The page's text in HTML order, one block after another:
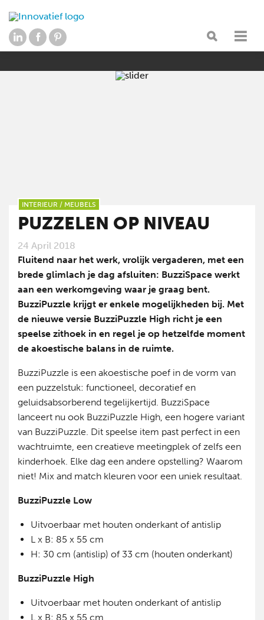
INTERIEUR / MEUBELS
PUZZELEN OP NIVEAU
24 April 2018
Fluitend naar het werk, vrolijk vergaderen, met een
brede glimlach je dag afsluiten: BuzziSpace werkt
aan een werkomgeving waar je graag bent.
BuzziPuzzle krijgt er enkele mogelijkheden bij. Met
de nieuwe versie BuzziPuzzle High richt je een
speelse zithoek in en regel je op hetzelfde moment
de akoestische balans in de ruimte.
BuzziPuzzle is een akoestische poef in de vorm van
een puzzelstuk: functioneel, decoratief en
geluidsabsorberend tegelijkertijd. BuzziSpace
lanceert nu ook BuzziPuzzle High, een hogere variant
van BuzziPuzzle. Dit speelse item past perfect in een
wachtruimte, een creatieve meetingplek of zelfs een
kinderhoek. Elke dag een andere opstelling? Waarom
niet! Mix and match kleuren voor een uniek resultaat.
BuzziPuzzle Low
Uitvoerbaar met houten onderkant of antislip
L x B: 85 x 55 cm
H: 30 cm (antislip) of 33 cm (houten onderkant)
BuzziPuzzle High
Uitvoerbaar met houten onderkant of antislip
L x B: 85 x 55 cm